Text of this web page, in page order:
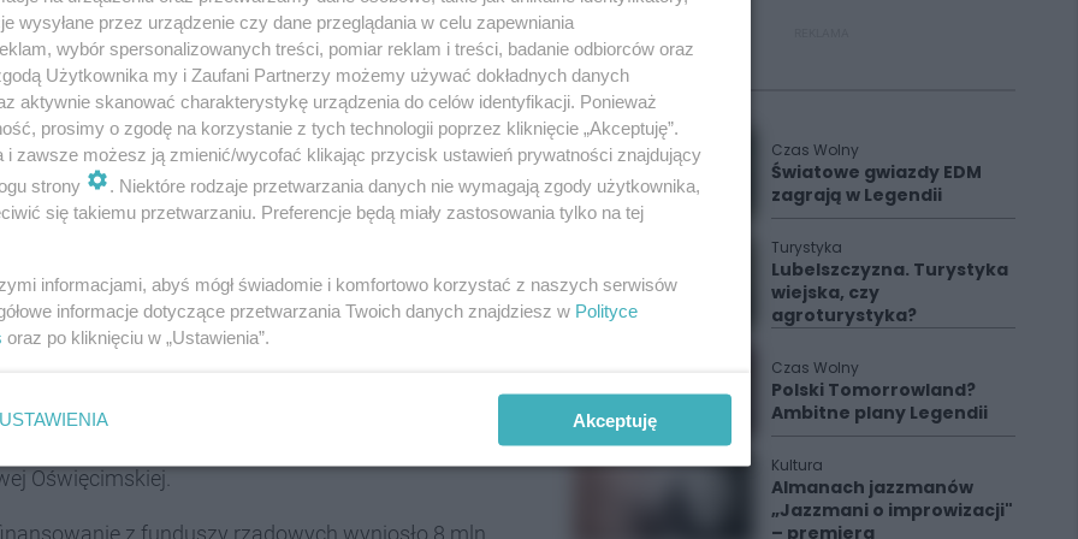
blisko 11 milionów złotych gruntownie
Średnia wielkość mieszkania to 57 metrów
lekarska. To druga -po starej szkole na
w tym roku jako budynek mieszkalny.
jego nowym gospodarzom, w której uczestniczyli
TTBS Darią Szczepańską na czele; prezydent
przy ulicy Spacerowej - powstaną tam 34
gminnych budynków przy ulicy Orzeszkowej.
kolei - powstała w pierwszej połowie XIX wieku.
stropy; ciekawostką jest szkolna ława, która
szkoły i została wyeksponowana na
roku - okoliczne dzieci przeniosły się do
Oświęcimskiej.
z funduszy rządowych wyniosło 8 mln
Polecane
Czas Wolny
Światowe gwiazdy EDM
zagrają w Legendii
Turystyka
Lubelszczyzna. Turystyka
wiejska, czy
agroturystyka?
Czas Wolny
Polski Tomorrowland?
Ambitne plany Legendii
Kultura
Almanach jazzmanów
„Jazzmani o improwizacji"
– premiera
wysyłane przez urządzenie czy dane przeglądania w celu zapewniania
wybór spersonalizowanych treści, pomiar reklam i treści, badanie odbiorców oraz
Użytkownika my i Zaufani Partnerzy możemy używać dokładnych danych
aktywnie skanować charakterystykę urządzenia do celów identyfikacji. Ponieważ
prosimy o zgodę na korzystanie z tych technologii poprzez kliknięcie „Akceptuję”.
i zawsze możesz ją zmienić/wycofać klikając przycisk ustawień prywatności znajdujący
strony
. Niektóre rodzaje przetwarzania danych nie wymagają zgody użytkownika,
się takiemu przetwarzaniu. Preferencje będą miały zastosowania tylko na tej
informacjami, abyś mógł świadomie i komfortowo korzystać z naszych serwisów
informacje dotyczące przetwarzania Twoich danych znajdziesz w Polityce
oraz po kliknięciu w „Ustawienia”.
USTAWIENIA Akceptuję